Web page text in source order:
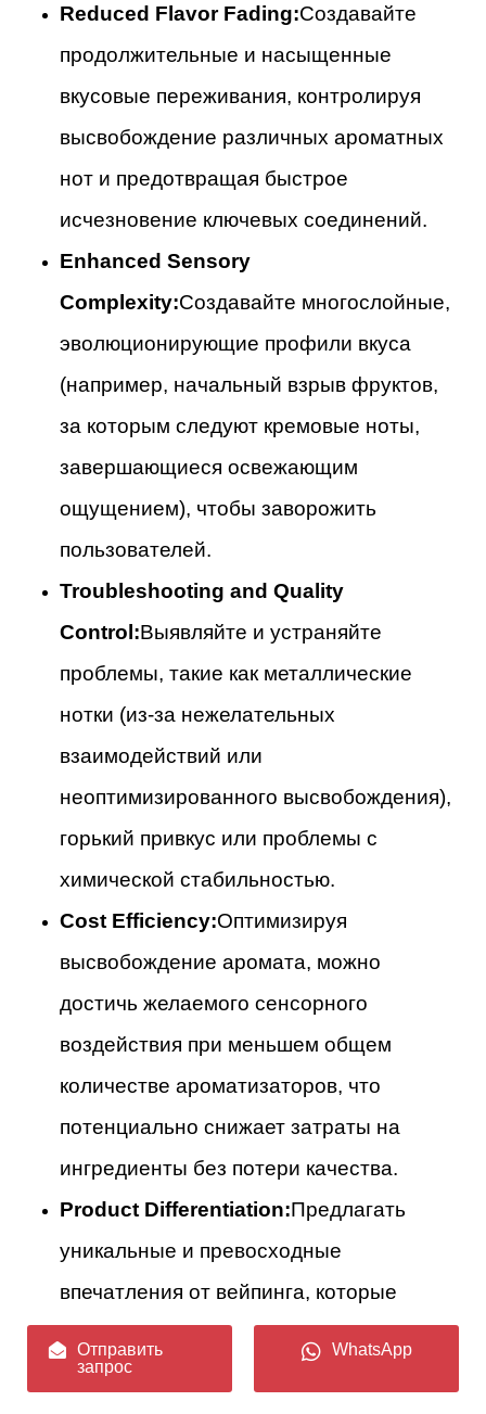
Reduced Flavor Fading:Создавайте
продолжительные и насыщенные
вкусовые переживания, контролируя
высвобождение различных ароматных
нот и предотвращая быстрое
исчезновение ключевых соединений.
Enhanced Sensory
Complexity:Создавайте многослойные,
эволюционирующие профили вкуса
(например, начальный взрыв фруктов,
за которым следуют кремовые ноты,
завершающиеся освежающим
ощущением), чтобы заворожить
пользователей.
Troubleshooting and Quality
Control:Выявляйте и устраняйте
проблемы, такие как металлические
нотки (из-за нежелательных
взаимодействий или
неоптимизированного высвобождения),
горький привкус или проблемы с
химической стабильностью.
Cost Efficiency:Оптимизируя
высвобождение аромата, можно
достичь желаемого сенсорного
воздействия при меньшем общем
количестве ароматизаторов, что
потенциально снижает затраты на
ингредиенты без потери качества.
Product Differentiation:Предлагать
уникальные и превосходные
впечатления от вейпинга, которые
невозможно воспроизвести
конкурентам, использующим менее
Отправить
запрос
WhatsApp